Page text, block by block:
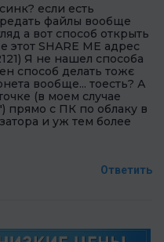
если есть
файлы вообще
а вот способ открыть
этот SHARE ME адрес
Я не нашел способа
способ делать тожє
вообще... тоесть? А
(в моем случае
прямо с ПК по облаку в
и уж тем более
Ответить